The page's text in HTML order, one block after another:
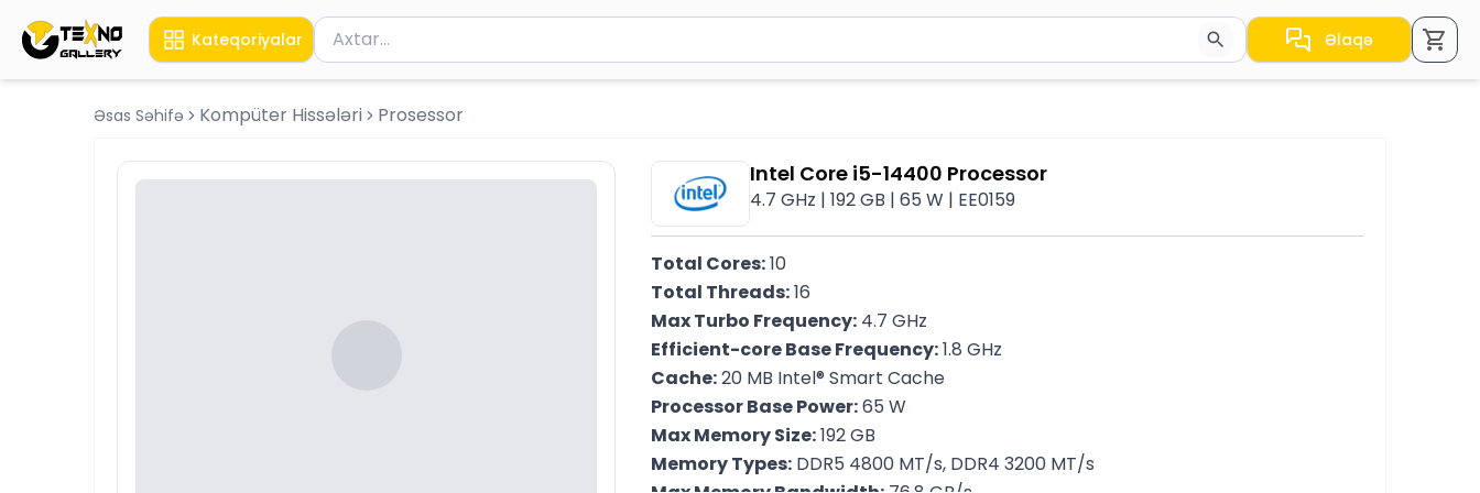
Kateqoriyalar Məhsul axtar
Axtarış üçün ən azı 2 simvol yazın. Göndərmək üçün Enter düyməsini basın və ya nəticələr arasında keçid etmək üçün ox
Əlaqə
Əsas Səhifə Kompüter Hissələri Prosessor
Intel Core i5-14400 Processor
4.7 GHz | 192 GB | 65 W | EE0159
Total Cores: 10
Total Threads: 16
Max Turbo Frequency: 4.7 GHz
Efficient-core Base Frequency: 1.8 GHz
Cache: 20 MB Intel® Smart Cache
Processor Base Power: 65 W
Max Memory Size: 192 GB
Memory Types: DDR5 4800 MT/s, DDR4 3200 MT/s